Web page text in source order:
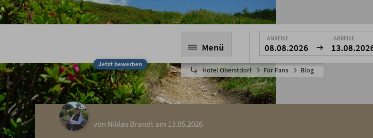
Jetzt bewerben
Menü
Hotel Oberstdorf Für Fans Blog
ANREISE
08.08.2026
ABREISE
von Niklas Brandt am 13.05.2026